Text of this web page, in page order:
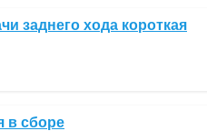
заднего хода короткая
в сборе